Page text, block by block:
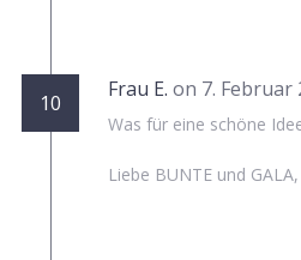
10
Frau E. on 7. Februar
Was für eine schöne
Liebe BUNTE und